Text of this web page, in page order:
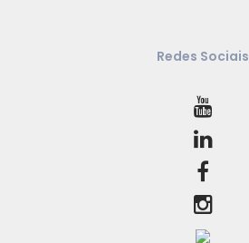
Redes Sociais